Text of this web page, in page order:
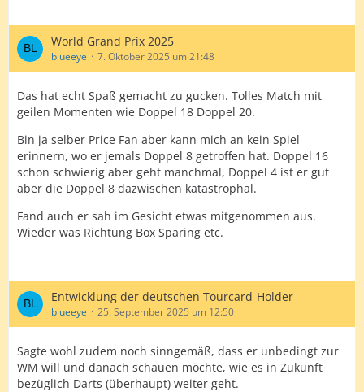
World Grand Prix 2025
blueeye 7. Oktober 2025 um 21:48
Das hat echt Spaß gemacht zu gucken. Tolles Match mit
geilen Momenten wie Doppel 18 Doppel 20.
Bin ja selber Price Fan aber kann mich an kein Spiel
erinnern, wo er jemals Doppel 8 getroffen hat. Doppel 16
schon schwierig aber geht manchmal, Doppel 4 ist er gut
aber die Doppel 8 dazwischen katastrophal.
Fand auch er sah im Gesicht etwas mitgenommen aus.
Wieder was Richtung Box Sparing etc.
Entwicklung der deutschen Tourcard-Holder
blueeye 25. September 2025 um 12:50
Sagte wohl zudem noch sinngemäß, dass er unbedingt zur
WM will und danach schauen möchte, wie es in Zukunft
bezüglich Darts (überhaupt) weiter geht.